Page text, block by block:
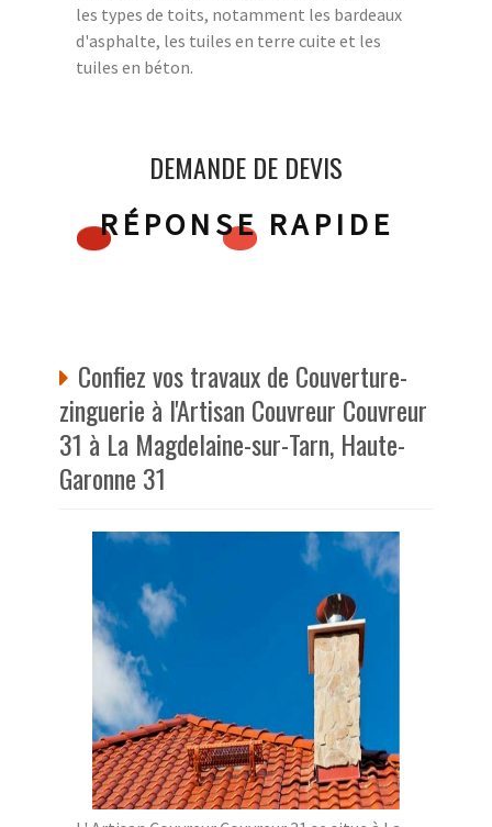
les types de toits, notamment les bardeaux
d'asphalte, les tuiles en terre cuite et les
tuiles en béton.
DEMANDE DE DEVIS
RÉPONSE RAPIDE
Confiez vos travaux de Couverture-
zinguerie à l'Artisan Couvreur Couvreur
31 à La Magdelaine-sur-Tarn, Haute-
Garonne 31